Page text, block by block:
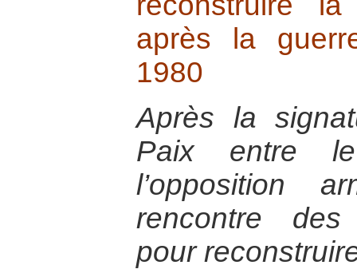
après la
1980
Après la
Paix entre
l’opposition
rencontre
pour